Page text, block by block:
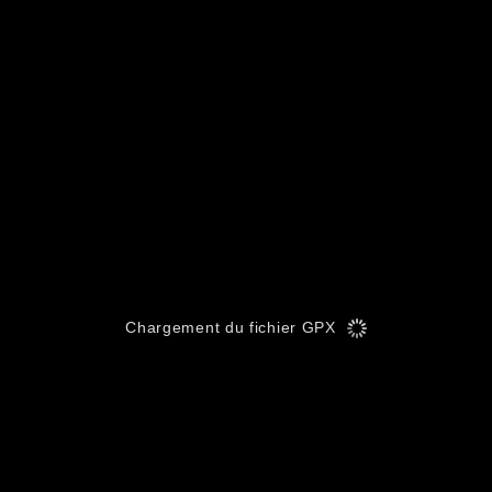
Chargement du fichier GPX